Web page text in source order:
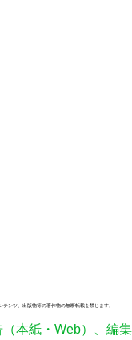
ンツ、出版物等の著作物の無断転載を禁じます。
（本紙・Web）、編